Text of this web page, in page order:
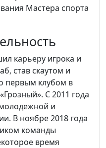
Мастера спорта
карьеру игрока и
став скаутом и
первым клубом в
С 2011 года
и
В ноябре 2018 года
команды
время